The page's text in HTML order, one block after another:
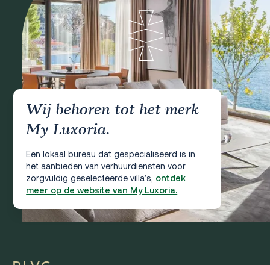
Wij behoren tot het merk
My Luxoria.
Een lokaal bureau dat gespecialiseerd is in
het aanbieden van verhuurdiensten voor
zorgvuldig geselecteerde villa’s, ontdek
meer op de website van My Luxoria.